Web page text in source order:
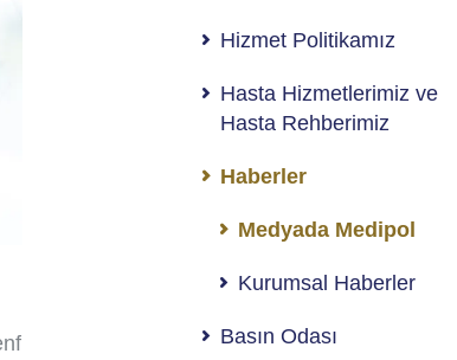
Hizmet Politikamız
Hasta Hizmetlerimiz ve
Hasta Rehberimiz
Haberler
Medyada Medipol
Kurumsal Haberler
Basın Odası